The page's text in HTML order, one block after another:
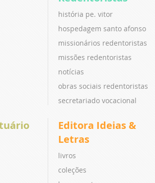
história pe. vitor
hospedagem santo afonso
missionários redentoristas
missões redentoristas
notícias
obras sociais redentoristas
secretariado vocacional
Editora Ideias &
Letras
livros
coleções